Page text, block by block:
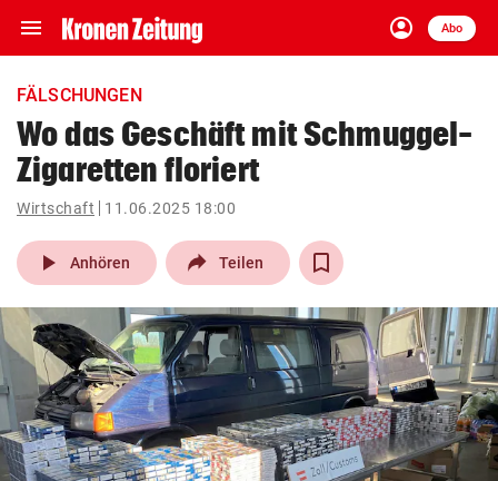
menu Navigation
ein-/ausklappen
account_circle
Anmelden
Abo
close Schließen
account_circle Anmelden
pin_drop
Wien arrow_right
bookmark
search
Suchbegriff
eingeben
FÄLSCHUNGEN
Wo das Geschäft mit Schmuggel-
Zigaretten floriert
Wirtschaft 11.06.2025 18:00
play_arrow Anhören Teilen